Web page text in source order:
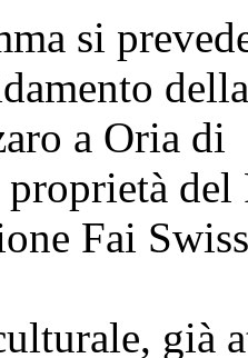
si
della
a Oria di
del
Fai
già